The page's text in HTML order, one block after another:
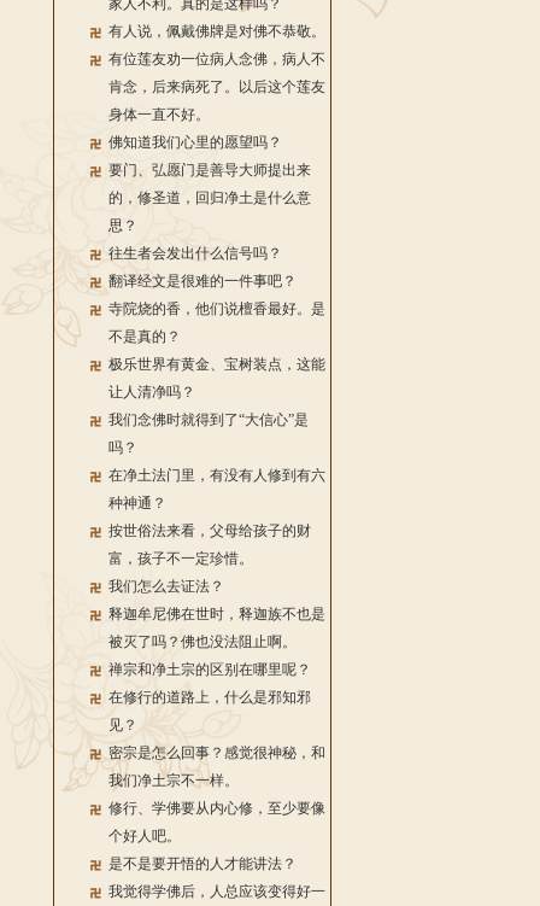
家人不利。真的是这样吗？
有人说，佩戴佛牌是对佛不恭敬。
有位莲友劝一位病人念佛，病人不
肯念，后来病死了。以后这个莲友
身体一直不好。
佛知道我们心里的愿望吗？
要门、弘愿门是善导大师提出来
的，修圣道，回归净土是什么意
思？
往生者会发出什么信号吗？
翻译经文是很难的一件事吧？
寺院烧的香，他们说檀香最好。是
不是真的？
极乐世界有黄金、宝树装点，这能
让人清净吗？
我们念佛时就得到了“大信心”是
吗？
在净土法门里，有没有人修到有六
种神通？
按世俗法来看，父母给孩子的财
富，孩子不一定珍惜。
我们怎么去证法？
释迦牟尼佛在世时，释迦族不也是
被灭了吗？佛也没法阻止啊。
禅宗和净土宗的区别在哪里呢？
在修行的道路上，什么是邪知邪
见？
密宗是怎么回事？感觉很神秘，和
我们净土宗不一样。
修行、学佛要从内心修，至少要像
个好人吧。
是不是要开悟的人才能讲法？
我觉得学佛后，人总应该变得好一